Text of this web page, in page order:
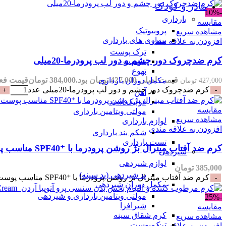
مادر و کودک
بارداری
پروبیوتیک
بیماری های بارداری
ترک پوست
یبوست
تهوع
مکمل دوران بارداری
آهن
فولیک اسید
مولتی ویتامین بارداری
لوازم بارداری
شکم بند بارداری
تست بارداری
شیردهی
لوازم شیردهی
پد شیردهی (پد سینه)
مکمل دوران شیردهی
مولتی ویتامین بارداری و شیردهی
شیرافزا
کرم شقاق سینه
-10%
مقایسه
مشاهده سریع
افزودن به علاقه مندی
کرم ضدچروک دور چشم و دور لب پرودرما-20میلی
427,000 تومان قیمت اصلی 427,000 تومان بود. 384,000 تومانقیمت فعلی 384,000
کرم ضدچروک دور چشم و دور لب پرودرما-20میلی عدد
مقایسه
مشاهده سریع
افزودن به علاقه مندی
کرم ضد آفتاب مینرال بژ روشن پرودرما با ⁺SPF40 مناسب پوست های حساس-۴۰میلی
385,000 تومان
کرم ضد آفتاب مینرال بژ روشن پرودرما با ⁺SPF40 مناسب پوست های حساس-۴۰میلی عدد
-25%
مقایسه
مشاهده سریع